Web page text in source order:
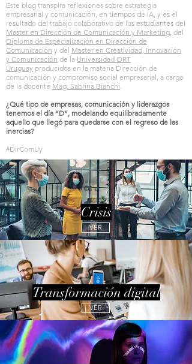
Este blog transpira reflexiones sobre estrategia
empresarial y comunicación, en tiempos de IA, y es el
resultado del trabajo colaborativo de los estudiantes del
Master en Dirección de Comunicación y Marketing, del
Diploma de Especialización en Dirección de
Comunicación y del Master en Creatividad, Innovación
y Comunicación de la Universidad ORT
Uruguay producidos en la materia Dirección de
comunicación y compromiso social empresarial, a cargo
de la docente Mag. Sabrina Bianchi.
¿Qué tipo de empresas, comunicación y liderazgos
tenemos el día “D”, modelando equilibradamente
aquello que llegó para quedarse con el regreso de las
inercias?
#DirComUy
Crisis
VER
Transformación digital
VER